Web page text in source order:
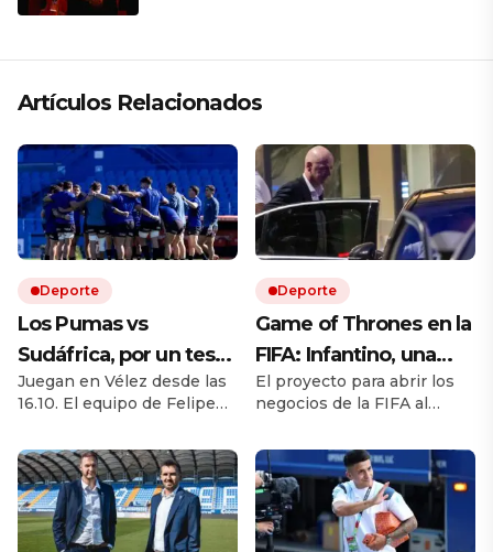
Artículos Relacionados
Deporte
Los Pumas vs
Sudáfrica, por un test
match EN VIVO: a qué
hora juegan,
formaciones y cómo
ver el partido
Juegan en Vélez desde las
16.10. El equipo de Felipe
cuatro debutantes. Por
ESPN y Disney +
Deporte
Game of Thrones en la
FIFA: Infantino, una
rebelión en marcha y
la batalla por el trono
El proyecto para abrir los
negocios de la FIFA al
fuerte disputa interna.
Europa cuestiona al
presidente, mientras
Sudamérica, África y parte
de Asia cierran filas